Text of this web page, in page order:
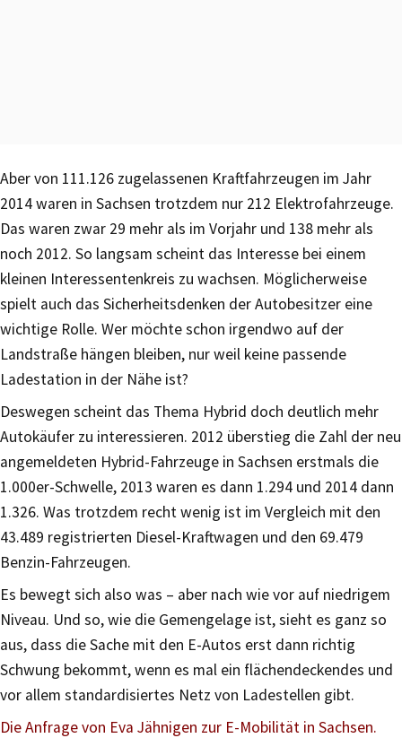
Aber von 111.126 zugelassenen Kraftfahrzeugen im Jahr
2014 waren in Sachsen trotzdem nur 212 Elektrofahrzeuge.
Das waren zwar 29 mehr als im Vorjahr und 138 mehr als
noch 2012. So langsam scheint das Interesse bei einem
kleinen Interessentenkreis zu wachsen. Möglicherweise
spielt auch das Sicherheitsdenken der Autobesitzer eine
wichtige Rolle. Wer möchte schon irgendwo auf der
Landstraße hängen bleiben, nur weil keine passende
Ladestation in der Nähe ist?
Deswegen scheint das Thema Hybrid doch deutlich mehr
Autokäufer zu interessieren. 2012 überstieg die Zahl der neu
angemeldeten Hybrid-Fahrzeuge in Sachsen erstmals die
1.000er-Schwelle, 2013 waren es dann 1.294 und 2014 dann
1.326. Was trotzdem recht wenig ist im Vergleich mit den
43.489 registrierten Diesel-Kraftwagen und den 69.479
Benzin-Fahrzeugen.
Es bewegt sich also was – aber nach wie vor auf niedrigem
Niveau. Und so, wie die Gemengelage ist, sieht es ganz so
aus, dass die Sache mit den E-Autos erst dann richtig
Schwung bekommt, wenn es mal ein flächendeckendes und
vor allem standardisiertes Netz von Ladestellen gibt.
Die Anfrage von Eva Jähnigen zur E-Mobilität in Sachsen.